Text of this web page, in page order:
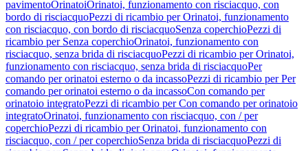
pavimentoOrinatoiOrinatoi, funzionamento con risciacquo, con
bordo di risciacquoPezzi di ricambio per Orinatoi, funzionamento
con risciacquo, con bordo di risciacquoSenza coperchioPezzi di
ricambio per Senza coperchioOrinatoi, funzionamento con
risciacquo, senza brida di risciacquoPezzi di ricambio per Orinatoi,
funzionamento con risciacquo, senza brida di risciacquoPer
comando per orinatoi esterno o da incassoPezzi di ricambio per Per
comando per orinatoi esterno o da incassoCon comando per
orinatoio integratoPezzi di ricambio per Con comando per orinatoio
integratoOrinatoi, funzionamento con risciacquo, con / per
coperchioPezzi di ricambio per Orinatoi, funzionamento con
risciacquo, con / per coperchioSenza brida di risciacquoPezzi di